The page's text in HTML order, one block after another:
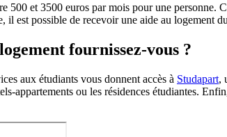
500 et 3500 euros par mois pour une personne.
il est possible de recevoir une aide au logement
fournissez-vous ?
aux étudiants vous donnent accès à Studapart,
appartements ou les résidences étudiantes.